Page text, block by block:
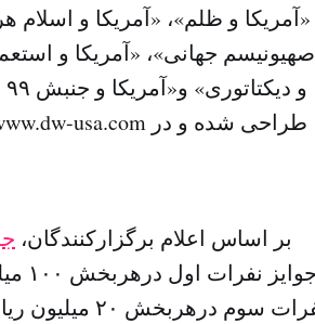
«آمریکا و ظلم»، «آمریکا و اسلام
صهیونیسم جهانی»، «آمریکا و
بر اساس اعلام برگزارکنندگان،
نفرات سوم